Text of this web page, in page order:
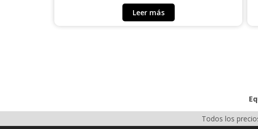
Leer más
Todos los